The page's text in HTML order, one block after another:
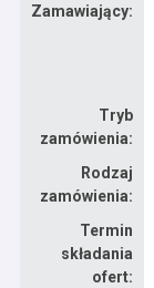
Zamawiający:
Tryb
zamówienia:
Rodzaj
zamówienia:
Termin
składania
ofert: